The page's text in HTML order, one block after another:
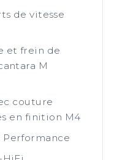
de vitesse
et frein de
M
couture
en finition M4
Performance